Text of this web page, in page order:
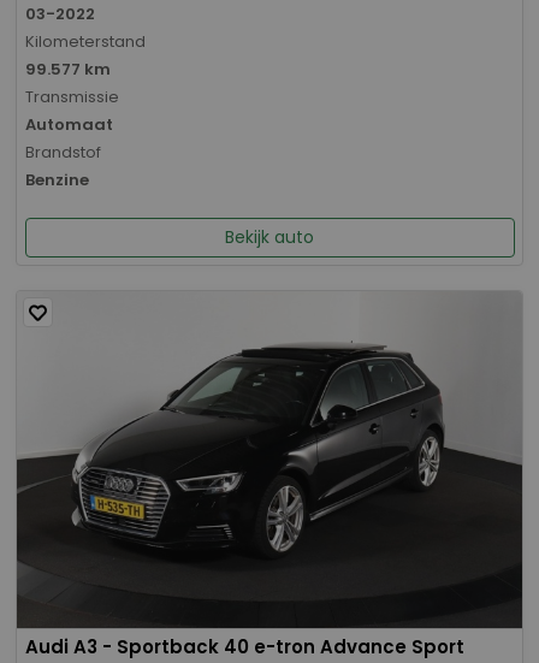
03-2022
Kilometerstand
99.577 km
Transmissie
Automaat
Brandstof
Benzine
Bekijk auto
Audi A3 - Sportback 40 e-tron Advance Sport